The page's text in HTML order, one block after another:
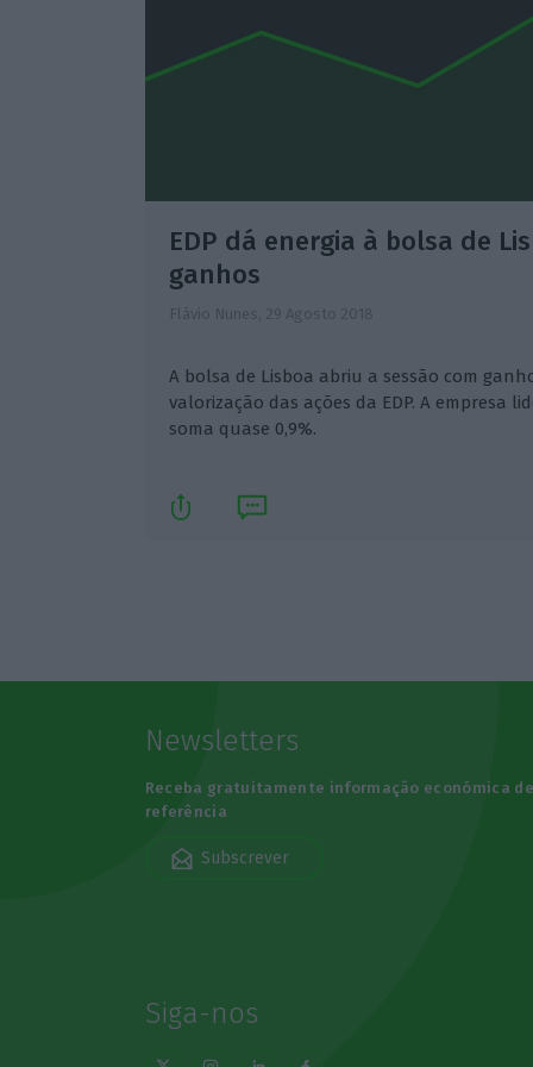
EDP dá energia à bolsa de
ganhos
Flávio Nunes, 29 Agosto 2018
A bolsa de Lisboa abriu a sessão com
valorização das ações da EDP. A empresa
soma quase 0,9%.
Newsletters
Receba gratuitamente informação económica
referência
Subscrever
Siga-nos